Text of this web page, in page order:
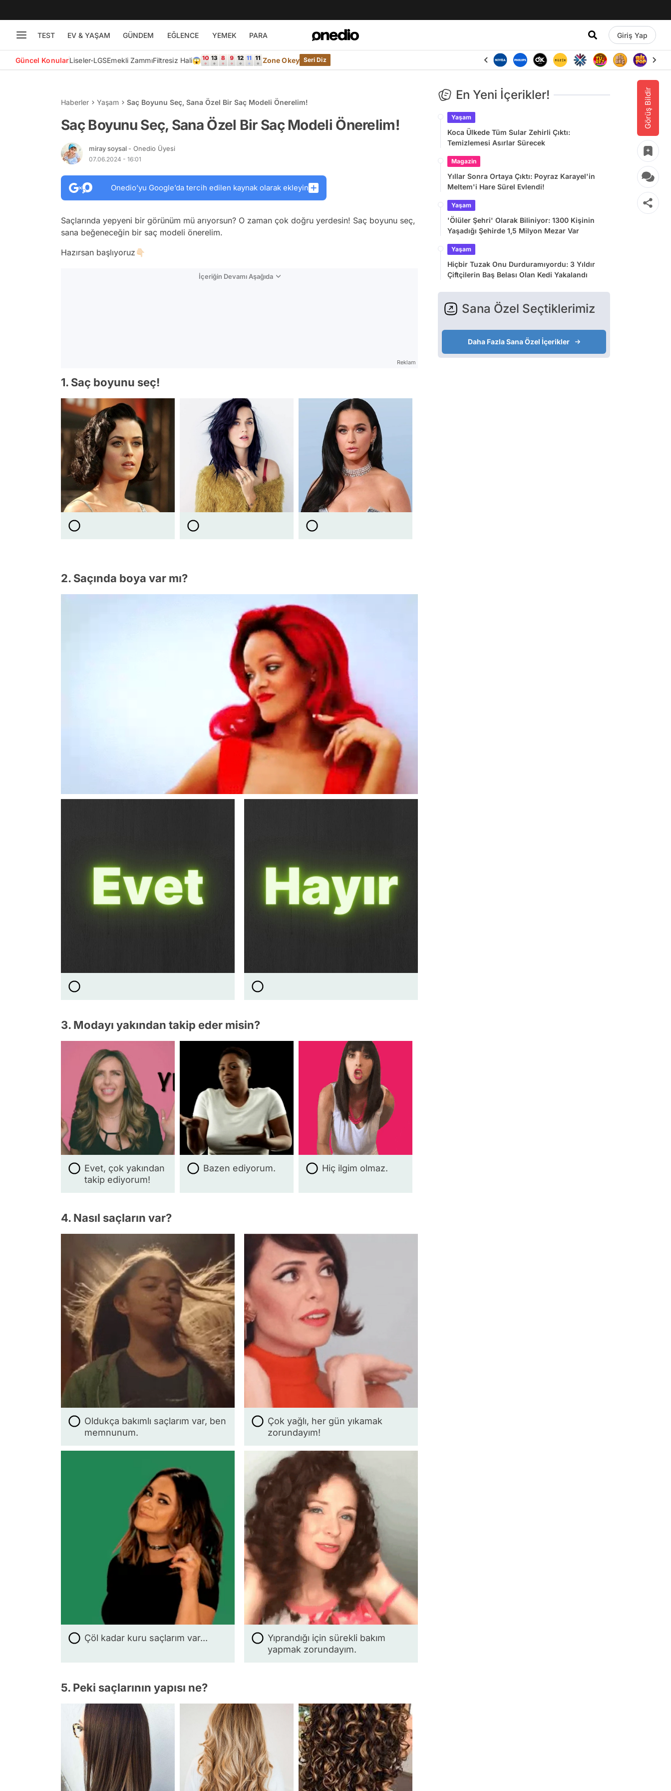
TEST EV & YAŞAM GÜNDEM EĞLENCE YEMEK PARA Giriş Yap
Güncel KonularLiseler-LGSEmekli ZammıFiltresiz Hali😱 Zone Okey Seri Diz
Görüş Bildir
Haberler Yaşam Saç Boyunu Seç, Sana Özel Bir Saç Modeli Önerelim!
Saç Boyunu Seç, Sana Özel Bir Saç Modeli Önerelim!
miray soysal - Onedio Üyesi
07.06.2024 - 16:01
Onedio’yu Google’da tercih edilen kaynak olarak ekleyin
Saçlarında yepyeni bir görünüm mü arıyorsun? O zaman çok doğru yerdesin! Saç boyunu seç,
sana beğeneceğin bir saç modeli önerelim.
Hazırsan başlıyoruz👇🏻
İçeriğin Devamı Aşağıda
Reklam
1. Saç boyunu seç!
2. Saçında boya var mı?
3. Modayı yakından takip eder misin?
Evet, çok yakından
takip ediyorum!
Bazen ediyorum. Hiç ilgim olmaz.
4. Nasıl saçların var?
Oldukça bakımlı saçlarım var, ben
memnunum.
Çok yağlı, her gün yıkamak
zorundayım!
Çöl kadar kuru saçlarım var...
Yıprandığı için sürekli bakım
yapmak zorundayım.
5. Peki saçlarının yapısı ne?
En Yeni İçerikler!
Yaşam
Koca Ülkede Tüm Sular Zehirli Çıktı:
Temizlemesi Asırlar Sürecek
Magazin
Yıllar Sonra Ortaya Çıktı: Poyraz Karayel'in
Meltem'i Hare Sürel Evlendi!
Yaşam
'Ölüler Şehri' Olarak Biliniyor: 1300 Kişinin
Yaşadığı Şehirde 1,5 Milyon Mezar Var
Yaşam
Hiçbir Tuzak Onu Durduramıyordu: 3 Yıldır
Çiftçilerin Baş Belası Olan Kedi Yakalandı
Sana Özel Seçtiklerimiz
Daha Fazla Sana Özel İçerikler